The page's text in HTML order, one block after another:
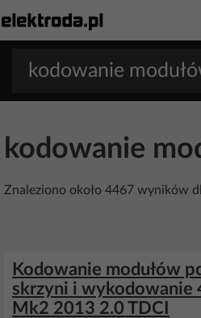
kodowanie
Znaleziono około 4467 wyników
Kodowanie modułów
skrzyni i wykodowanie
Mk2 2013 2.0 TDCI